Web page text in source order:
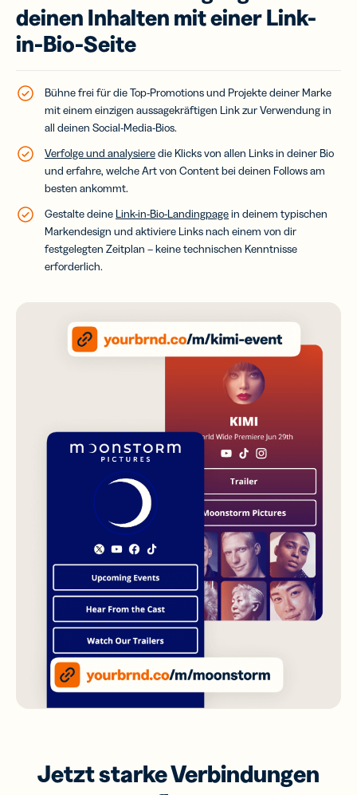
deinen Inhalten mit einer Link-
in-Bio-Seite
Bühne frei für die Top-Promotions und Projekte deiner Marke
mit einem einzigen aussagekräftigen Link zur Verwendung in
all deinen Social-Media-Bios.
Verfolge und analysieredie Klicks von allen Links in deiner Bio
und erfahre, welche Art von Content bei deinen Follows am
besten ankommt.
Gestalte deine Link-in-Bio-Landingpagein deinem typischen
Markendesign und aktiviere Links nach einem von dir
festgelegten Zeitplan – keine technischen Kenntnisse
erforderlich.
Jetzt starke Verbindungen